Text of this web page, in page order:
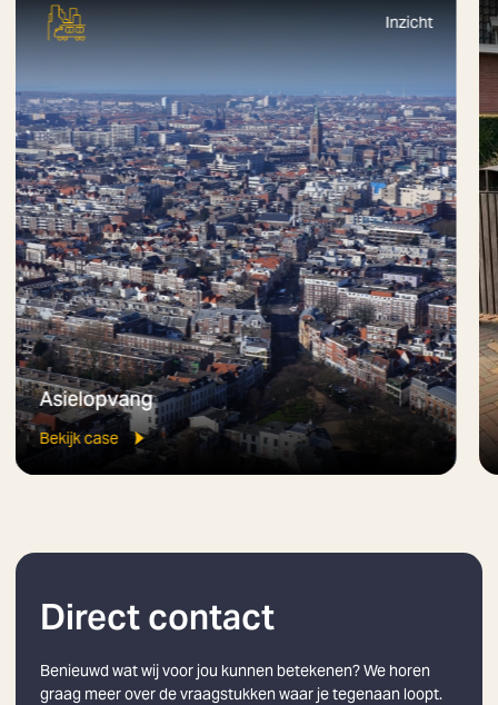
Inzicht
Asielopvang
Bekijk case
Direct contact
Benieuwd wat wij voor jou kunnen betekenen? We horen
graag meer over de vraagstukken waar je tegenaan loopt.